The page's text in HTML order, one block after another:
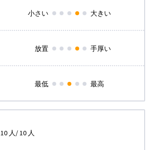
小さい 大きい
放置 手厚い
最低 最高
10 人/ 10 人